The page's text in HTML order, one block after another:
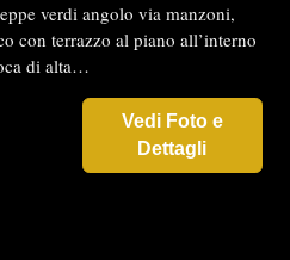
verdi angolo via manzoni,
con terrazzo al piano all’interno
di alta…
Vedi Foto e
Dettagli